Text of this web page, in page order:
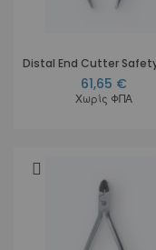
61,65 €
Χωρίς ΦΠΑ